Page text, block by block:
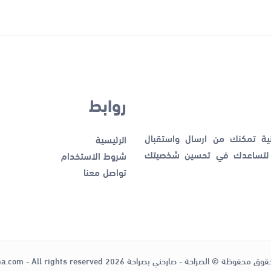
تمكنك من ارسال واستقبال
لتساعدك في تحسين شخصيتك
روابط
الرئيسية
شروط الاستخدام
تواصل معنا
محفوظة © الصراحة - صارحني بصراحة 2026 - All rights reserved